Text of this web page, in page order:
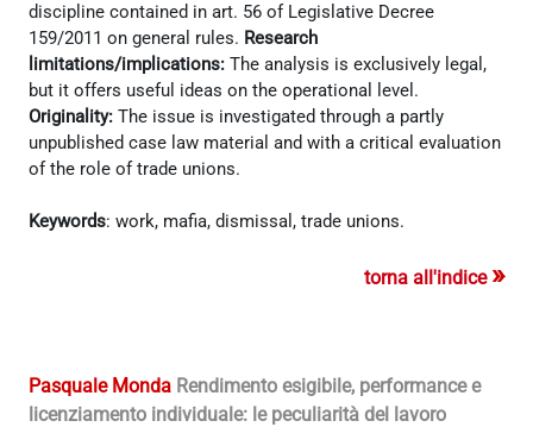
discipline contained in art. 56 of Legislative Decree
159/2011 on general rules. Research
limitations/implications: The analysis is exclusively legal,
but it offers useful ideas on the operational level.
Originality: The issue is investigated through a partly
unpublished case law material and with a critical evaluation
of the role of trade unions.
Keywords: work, mafia, dismissal, trade unions.
torna all'indice »
Pasquale Monda Rendimento esigibile, performance e
licenziamento individuale: le peculiarità del lavoro